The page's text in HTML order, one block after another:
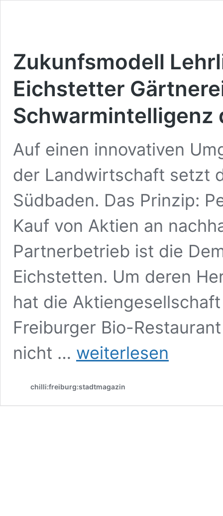
Zukunfsmodell
Eichstetter
Schwarmintelligenz
Auf einen innovativen
der Landwirtschaft setzt
Südbaden. Das Prinzip:
Kauf von Aktien an
Partnerbetrieb ist die
Eichstetten. Um deren
hat die
Freiburger Bio-
nicht …
Zukunfsmodell
Lehrlingspartnerschaft?
nutzt
der
weiterlesen
chilli:freiburg:stadtmagazin